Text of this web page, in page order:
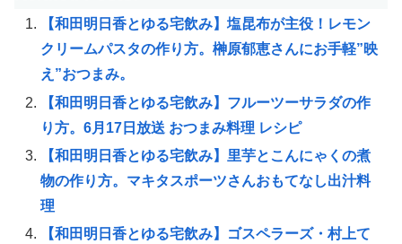
【和田明日香とゆる宅飲み】塩昆布が主役！レモン
クリームパスタの作り方。榊原郁恵さんにお手軽”映
え”おつまみ。
【和田明日香とゆる宅飲み】フルーツーサラダの作
り方。6月17日放送 おつまみ料理 レシピ
【和田明日香とゆる宅飲み】里芋とこんにゃくの煮
物の作り方。マキタスポーツさんおもてなし出汁料
理
【和田明日香とゆる宅飲み】ゴスペラーズ・村上て